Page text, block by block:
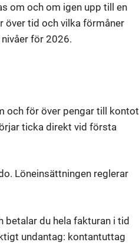
om och om igen upp till en
över tid och vilka förmåner
för 2026.
och för över pengar till kontot
ticka direkt vid första
Löneinsättningen reglerar
betalar du hela fakturan i tid
undantag: kontantuttag